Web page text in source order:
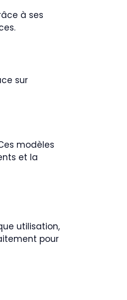
à ses
sur
modèles
et la
utilisation,
pour